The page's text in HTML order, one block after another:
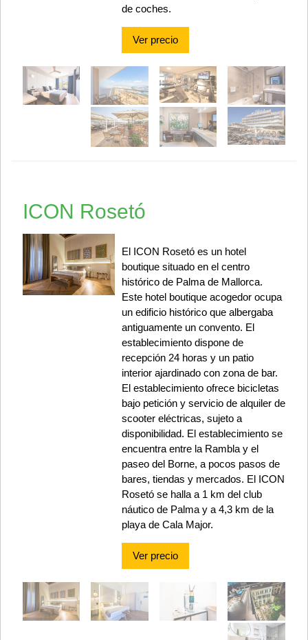
de coches.
Ver precio
ICON Rosetó
El ICON Rosetó es un hotel
boutique situado en el centro
histórico de Palma de Mallorca.
Este hotel boutique acogedor ocupa
un edificio histórico que albergaba
antiguamente un convento. El
establecimiento dispone de
recepción 24 horas y un patio
interior ajardinado con zona de bar.
El establecimiento ofrece bicicletas
bajo petición y servicio de alquiler de
scooter eléctricas, sujeto a
disponibilidad. El establecimiento se
encuentra entre la Rambla y el
paseo del Borne, a pocos pasos de
bares, tiendas y mercados. El ICON
Rosetó se halla a 1 km del club
náutico de Palma y a 4,3 km de la
playa de Cala Major.
Ver precio